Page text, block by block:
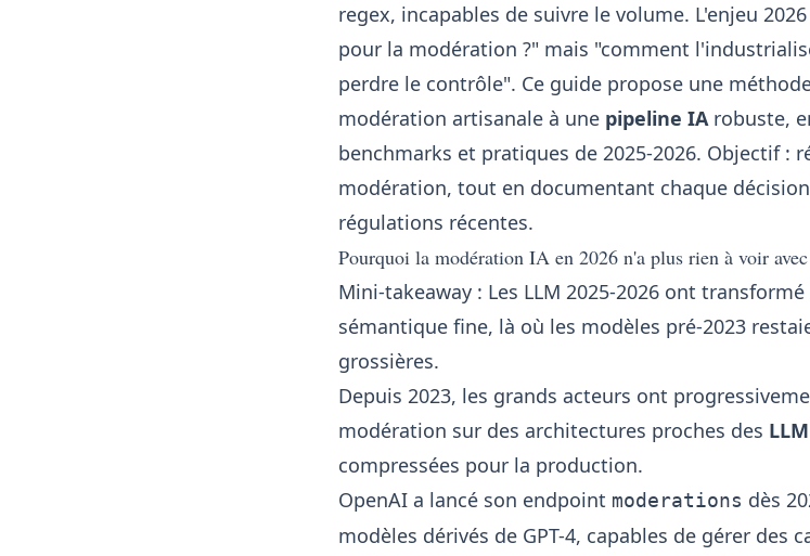
regex, incapables de suivre le volume. L'enjeu
pour la modération ?" mais "comment
perdre le contrôle". Ce guide propose une
modération artisanale à une pipeline IArobuste,
benchmarks et pratiques de 2025-2026. Objectif :
modération, tout en documentant chaque
régulations récentes.
Pourquoi la modération IA en 2026 n'a plus rien à voir
Mini-takeaway : Les LLM 2025-2026 ont
sémantique fine, là où les modèles pré-2023
grossières.
Depuis 2023, les grands acteurs ont
modération sur des architectures proches des LLM
compressées pour la production.
OpenAI a lancé son endpoint moderations dès
modèles dérivés de GPT-4, capables de gérer des